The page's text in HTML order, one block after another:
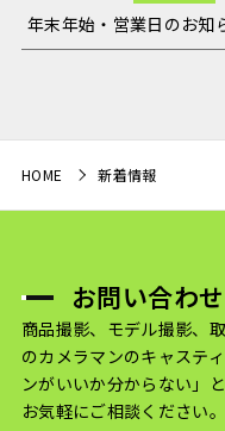
年末年始・営業日のお知
HOME 新着情報
お問い合わせ
商品撮影、モデル撮影、
のカメラマンのキャステ
ンがいいか分からない」
お気軽にご相談ください。